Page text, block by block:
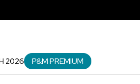
2026 P&M PREMIUM